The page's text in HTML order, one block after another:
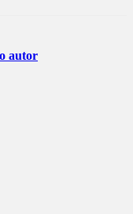
autor